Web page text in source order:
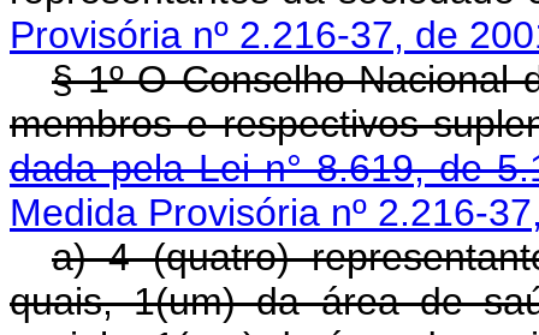
Provisória nº 2.216-37, de
§ 1º O Conselho Nacional
membros e respectivos
dada pela Lei n° 8.619, de
Medida Provisória nº 2.216-
a) 4 (quatro)
quais, 1(um) da área de